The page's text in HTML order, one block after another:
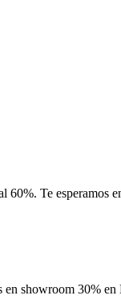
60%. Te esperamos
showroom 30%